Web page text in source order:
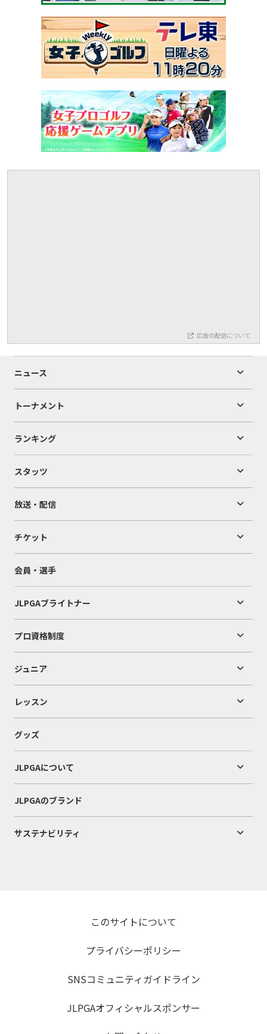
広告の配信について
ニュース
トーナメント
ランキング
スタッツ
放送・配信
チケット
会員・選手
JLPGAブライトナー
プロ資格制度
ジュニア
レッスン
グッズ
JLPGAについて
JLPGAのブランド
サステナビリティ
このサイトについて
プライバシーポリシー
SNSコミュニティガイドライン
JLPGAオフィシャルスポンサー